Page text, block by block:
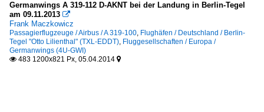
Germanwings A 319-112 D-AKNT bei der Landung in Berlin-Tegel
am 09.11.2013 
Frank Maczkowicz
Passagierflugzeuge / Airbus / A 319-100, Flughäfen / Deutschland / Berlin-
Tegel "Otto Lilienthal" (TXL-EDDT), Fluggesellschaften / Europa /
Germanwings (4U-GWI)
 483 1200x821 Px, 05.04.2014 